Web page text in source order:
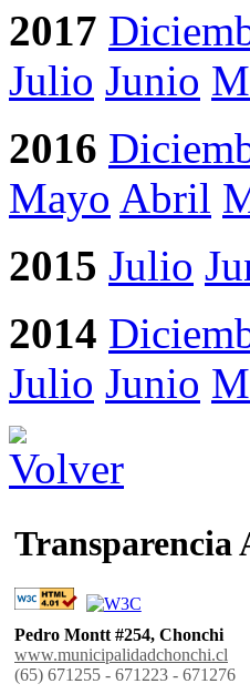
2017
Julio Junio
2016
Mayo Abril
2015 Julio
2014
Julio Junio
Transparencia
Pedro Montt #254, Chonchi
www.municipalidadchonchi.cl
(65) 671255 - 671223 - 671276